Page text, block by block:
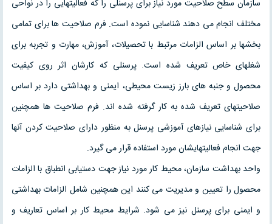
سازمان سطح صلاحیت مورد نیاز برای پرسنلی را که فعالیتهایی را در نواحی
مختلف انجام می دهند شناسایی نموده است. فرم صلاحیت ها برای تمامی
بخشها بر اساس الزامات مرتبط با تحصیلات، آموزش، مهارت و تجربه برای
شغلهای خاص تعریف شده است. پرسنلی که کارشان اثر روی کیفیت
محصول و جنبه های بارز زیست محیطی، ایمنی و بهداشتی دارد بر اساس
صلاحیتهای تعریف شده به کار گرفته شده اند. فرم صلاحیت ها همچنین
برای شناسایی نیازهای آموزشی پرسنل به منظور دارای صلاحیت کردن آنها
جهت انجام فعالیتهایشان مورد استفاده قرار می گیرد.
واحد بهداشت سازمان، محیط کار مورد نیاز جهت دستیابی انطباق با الزامات
محصول را تعیین و مدیریت می کنند این همچنین شامل الزامات بهداشتی
و ایمنی برای پرسنل نیز می شود. شرایط محیط کار بر اساس تعاریف و